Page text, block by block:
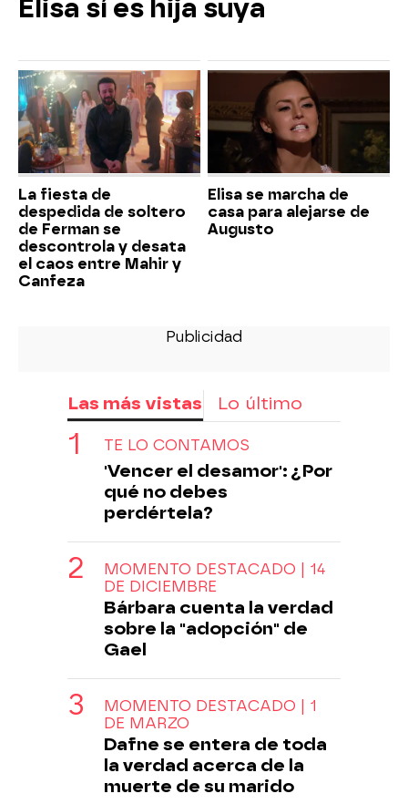
Elisa sí es hija suya
La fiesta de
despedida de soltero
de Ferman se
descontrola y desata
el caos entre Mahir y
Canfeza
Elisa se marcha de
casa para alejarse de
Augusto
Las más vistas Lo último
TE LO CONTAMOS
'Vencer el desamor': ¿Por
qué no debes
perdértela?
MOMENTO DESTACADO | 14
DE DICIEMBRE
Bárbara cuenta la verdad
sobre la "adopción" de
Gael
MOMENTO DESTACADO | 1
DE MARZO
Dafne se entera de toda
la verdad acerca de la
muerte de su marido